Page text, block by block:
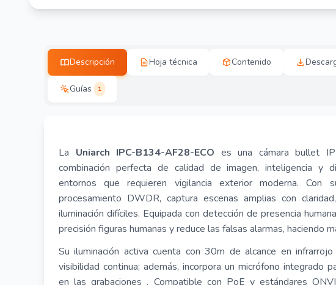
Descripción Hoja técnica Contenido
Guías 1
La Uniarch IPC-B134-AF28-ECO es una cámara bullet
combinación perfecta de calidad de imagen, inteligencia y
entornos que requieren vigilancia exterior moderna.
procesamiento DWDR, captura escenas amplias con
iluminación difíciles. Equipada con detección de presencia
precisión figuras humanas y reduce las falsas alarmas, haciendo
Su iluminación activa cuenta con 30m de alcance en
visibilidad continua; además, incorpora un micrófono integrado
en las grabaciones . Compatible con PoE y estándares